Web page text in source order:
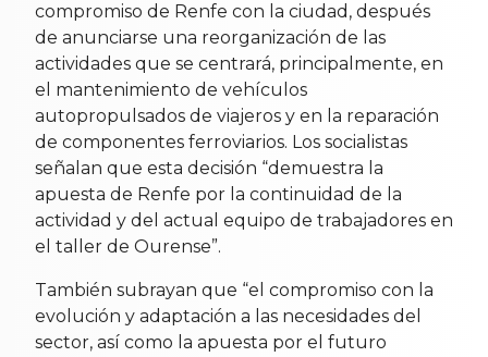
compromiso de Renfe con la ciudad, después
de anunciarse una reorganización de las
actividades que se centrará, principalmente, en
el mantenimiento de vehículos
autopropulsados de viajeros y en la reparación
de componentes ferroviarios. Los socialistas
señalan que esta decisión “demuestra la
apuesta de Renfe por la continuidad de la
actividad y del actual equipo de trabajadores en
el taller de Ourense”.
También subrayan que “el compromiso con la
evolución y adaptación a las necesidades del
sector, así como la apuesta por el futuro